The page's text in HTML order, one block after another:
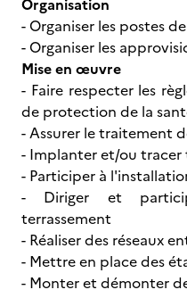
Organisation
- Organiser les postes
- Organiser les
Mise en œuvre
- Faire respecter les
de protection de la
- Assurer le traitement
- Implanter et/ou
- Participer à
- Diriger et
terrassement
- Réaliser des réseaux
- Mettre en place des
- Monter et démonter